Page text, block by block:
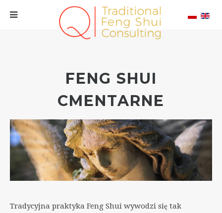
FENG SHUI
CMENTARNE
Tradycyjna praktyka Feng Shui wywodzi się tak